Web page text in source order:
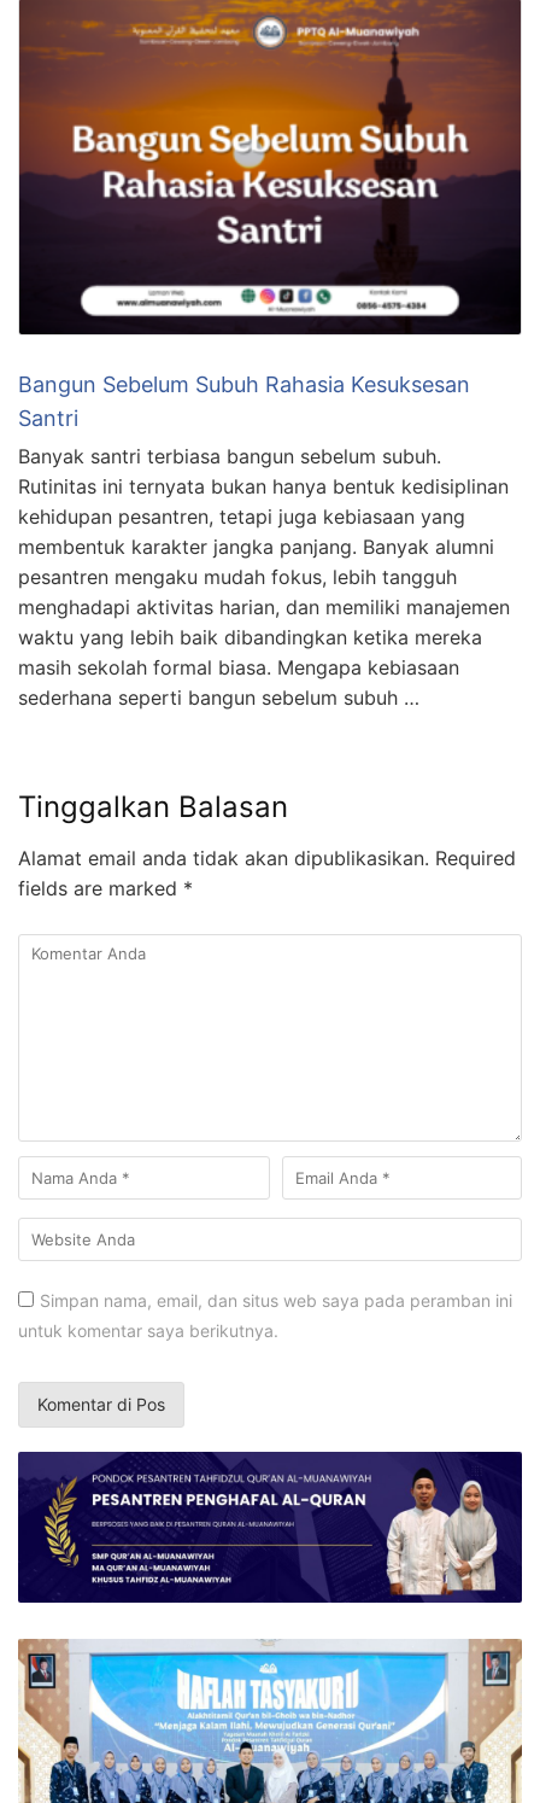
Bangun Sebelum Subuh Rahasia Kesuksesan
Santri
Banyak santri terbiasa bangun sebelum subuh.
Rutinitas ini ternyata bukan hanya bentuk kedisiplinan
kehidupan pesantren, tetapi juga kebiasaan yang
membentuk karakter jangka panjang. Banyak alumni
pesantren mengaku mudah fokus, lebih tangguh
menghadapi aktivitas harian, dan memiliki manajemen
waktu yang lebih baik dibandingkan ketika mereka
masih sekolah formal biasa. Mengapa kebiasaan
sederhana seperti bangun sebelum subuh …
Tinggalkan Balasan
Alamat email anda tidak akan dipublikasikan. Required
fields are marked *
Simpan nama, email, dan situs web saya pada peramban ini
untuk komentar saya berikutnya.